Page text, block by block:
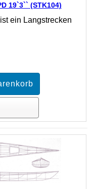
19`3`` (STK104)
ein Langstrecken